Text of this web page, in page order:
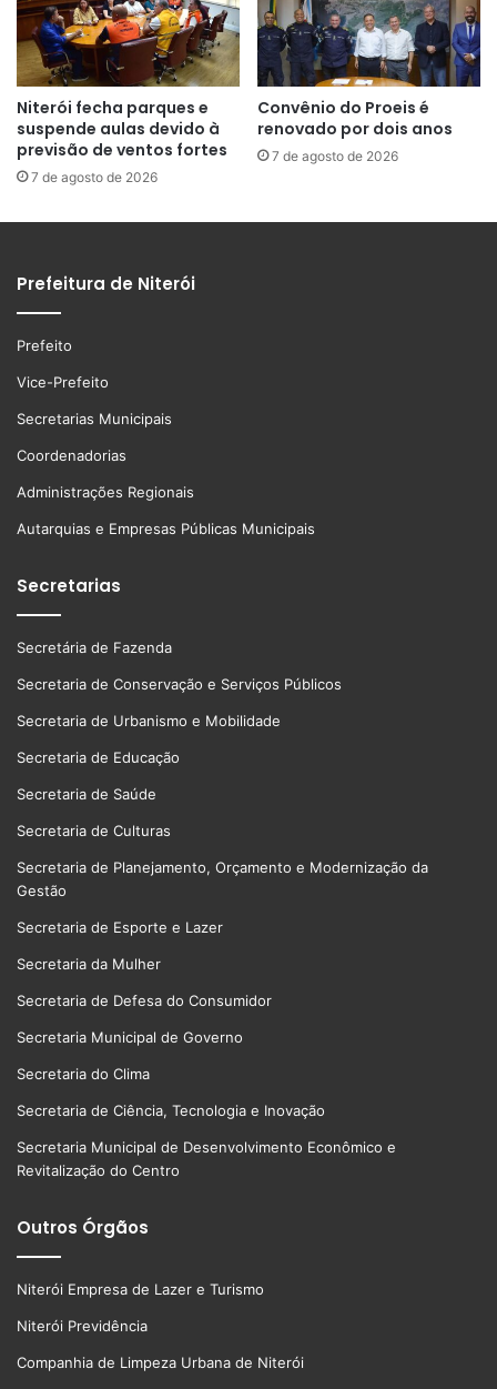
Niterói fecha parques e
suspende aulas devido à
previsão de ventos fortes
7 de agosto de 2026
Convênio do Proeis é
renovado por dois anos
7 de agosto de 2026
Prefeitura de Niterói
Prefeito
Vice-Prefeito
Secretarias Municipais
Coordenadorias
Administrações Regionais
Autarquias e Empresas Públicas Municipais
Secretarias
Secretária de Fazenda
Secretaria de Conservação e Serviços Públicos
Secretaria de Urbanismo e Mobilidade
Secretaria de Educação
Secretaria de Saúde
Secretaria de Culturas
Secretaria de Planejamento, Orçamento e Modernização da
Gestão
Secretaria de Esporte e Lazer
Secretaria da Mulher
Secretaria de Defesa do Consumidor
Secretaria Municipal de Governo
Secretaria do Clima
Secretaria de Ciência, Tecnologia e Inovação
Secretaria Municipal de Desenvolvimento Econômico e
Revitalização do Centro
Outros Órgãos
Niterói Empresa de Lazer e Turismo
Niterói Previdência
Companhia de Limpeza Urbana de Niterói